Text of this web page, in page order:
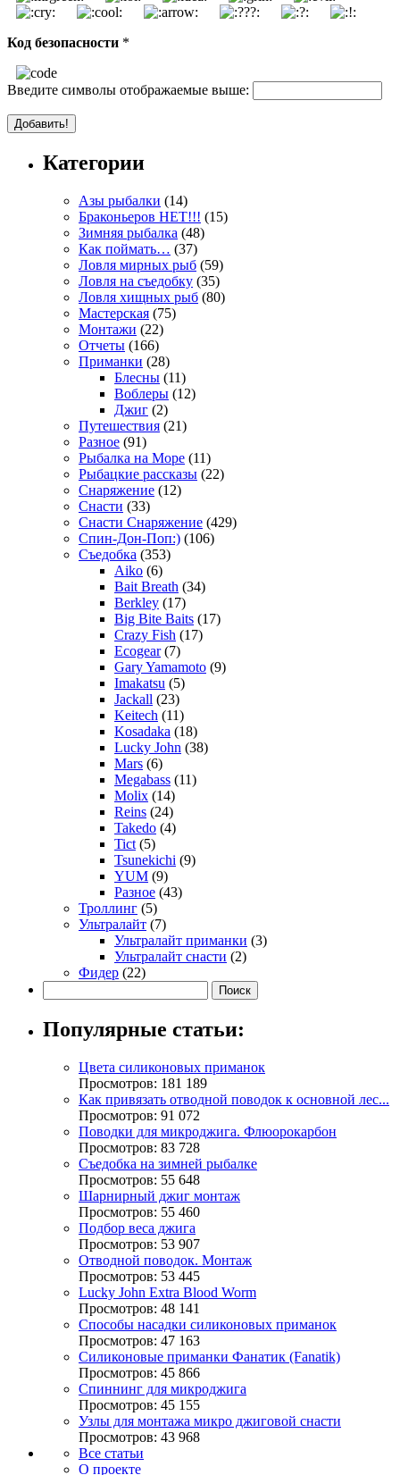
Код безопасности *
Введите символы отображаемые выше:
Категории
Азы рыбалки (14)
Браконьеров НЕТ!!! (15)
Зимняя рыбалка (48)
Как поймать… (37)
Ловля мирных рыб (59)
Ловля на съедобку (35)
Ловля хищных рыб (80)
Мастерская (75)
Монтажи (22)
Отчеты (166)
Приманки (28)
Блесны (11)
Воблеры (12)
Джиг (2)
Путешествия (21)
Разное (91)
Рыбалка на Море (11)
Рыбацкие рассказы (22)
Снаряжение (12)
Снасти (33)
Снасти Снаряжение (429)
Спин-Дон-Поп:) (106)
Съедобка (353)
Aiko (6)
Bait Breath (34)
Berkley (17)
Big Bite Baits (17)
Crazy Fish (17)
Ecogear(7)
Gary Yamamoto (9)
Imakatsu (5)
Jackall (23)
Keitech (11)
Kosadaka (18)
Lucky John (38)
Mars (6)
Megabass (11)
Molix (14)
Reins (24)
Takedo (4)
Tict (5)
Tsunekichi (9)
YUM (9)
Разное (43)
Троллинг (5)
Ультралайт (7)
Ультралайт приманки (3)
Ультралайт снасти (2)
Фидер (22)
Популярные статьи:
Цвета силиконовых приманок
Просмотров: 181 189
Как привязать отводной поводок к основной лес...
Просмотров: 91 072
Поводки для микроджига. Флюорокарбон
Просмотров: 83 728
Съедобка на зимней рыбалке
Просмотров: 55 648
Шарнирный джиг монтаж
Просмотров: 55 460
Подбор веса джига
Просмотров: 53 907
Отводной поводок. Монтаж
Просмотров: 53 445
Lucky John Extra Blood Worm
Просмотров: 48 141
Способы насадки силиконовых приманок
Просмотров: 47 163
Силиконовые приманки Фанатик (Fanatik)
Просмотров: 45 866
Спиннинг для микроджига
Просмотров: 45 155
Узлы для монтажа микро джиговой снасти
Просмотров: 43 968
Все статьи
О проекте